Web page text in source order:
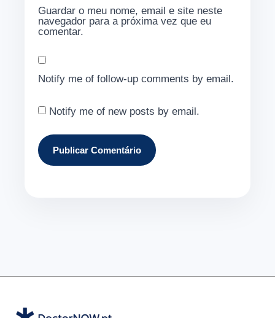
Guardar o meu nome, email e site neste
navegador para a próxima vez que eu
comentar.
Notify me of follow-up comments by email.
Notify me of new posts by email.